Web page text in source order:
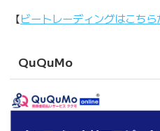
【ビートレーディングはこちら
QuQuMo